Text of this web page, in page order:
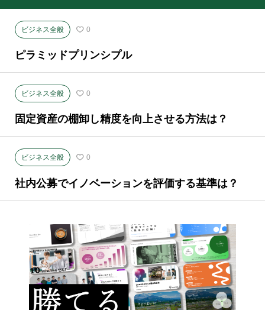
ビジネス全般 0
ピラミッドプリンシプル
ビジネス全般 0
固定資産の棚卸し精度を向上させる方法は？
ビジネス全般 0
社内公募でイノベーションを評価する基準は？